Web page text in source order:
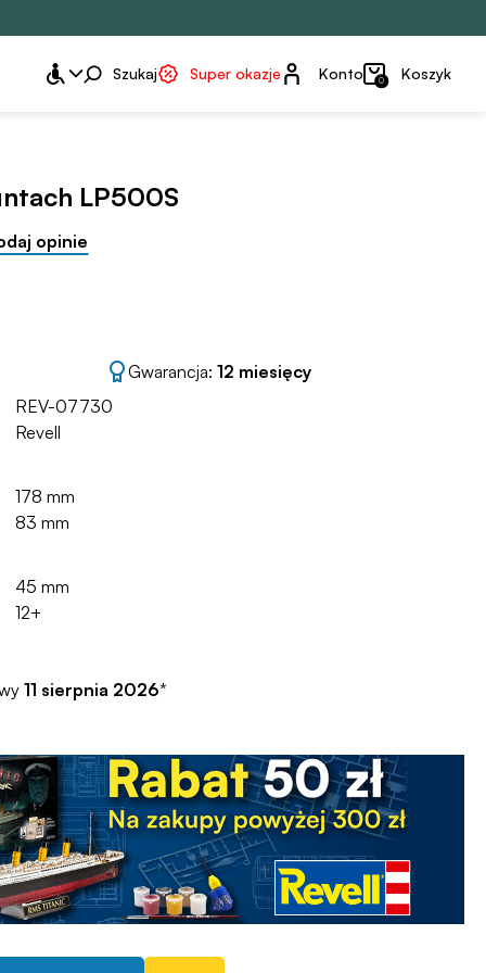
Szukaj Super okazje Konto
Konto 0 Koszyk
LP500S
opinie
Gwarancja: 12 miesięcy
REV-07730
Revell
178 mm
83 mm
45 mm
12+
11 sierpnia 2026*